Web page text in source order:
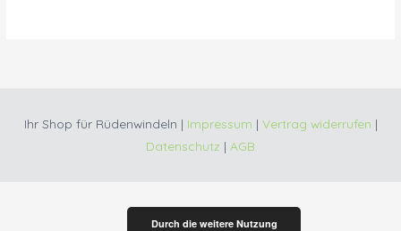
Ihr Shop für Rüdenwindeln | Impressum | Vertrag widerrufen |
Datenschutz | AGB
Durch die weitere Nutzung